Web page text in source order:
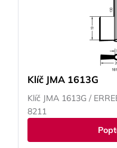
Klíč JMA 1613G
Klíč JMA 1613G /
8211